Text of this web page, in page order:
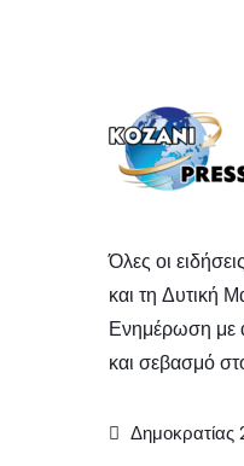
Όλες οι
και τη Δυτική
Ενημέρωση με
και σεβασμό
Δημοκρατίας